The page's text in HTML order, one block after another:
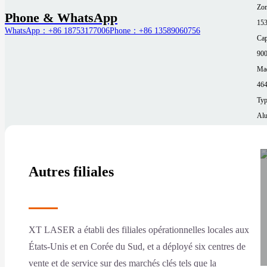
Phone & WhatsApp
WhatsApp：+86 18753177006Phone：+86 13589060756
Autres filiales
XT LASER a établi des filiales opérationnelles locales aux
États-Unis et en Corée du Sud, et a déployé six centres de
vente et de service sur des marchés clés tels que la